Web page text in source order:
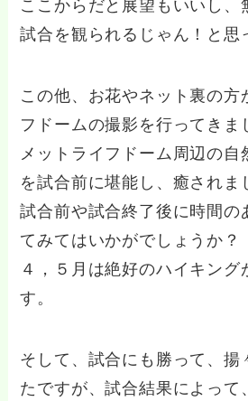
ここからだと展望もいいし、
試合を観られるじゃん！と思
この他、お花やネット裏の方
フドームの撮影を行ってきま
メットライフドーム周辺の自
を試合前に堪能し、癒されま
試合前や試合終了後に時間の
てみてはいかがでしょうか？
４，５月は絶好のハイキング
す。
そして、試合にも勝って、揚
たですが、試合結果によって